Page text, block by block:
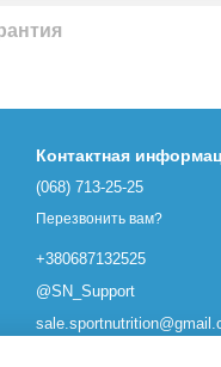
Контактная
(068) 713-25-25
Перезвонить вам?
+380687132525
@SN_Support